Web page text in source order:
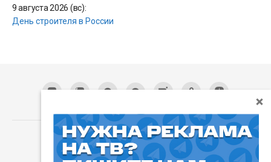
9 августа 2026 (вс):
День строителя в России